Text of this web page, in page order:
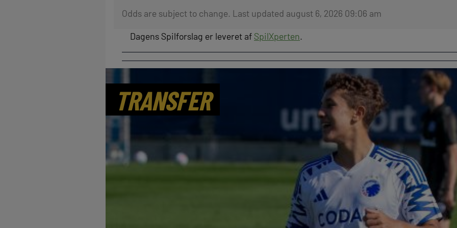
Odds are subject to change. Last updated august 6, 2026 09:06 am
Dagens Spilforslag er leveret afSpilXperten.
TRANSFER